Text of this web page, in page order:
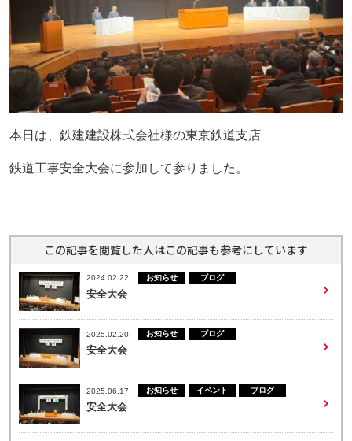
045-847-1578
月～金曜日（※祝祭日を除く）
9：30～18：30
閉じる
本日は、鉄建建設株式会社様の東京鉄道支店
鉄道工事安全大会に参加して参りました。
この記事を閲覧した人はこの記事も参考にしています
2024.02.22 お知らせ ブログ
安全大会
2025.02.20 お知らせ ブログ
安全大会
2025.06.17 お知らせ イベント ブログ
安全大会